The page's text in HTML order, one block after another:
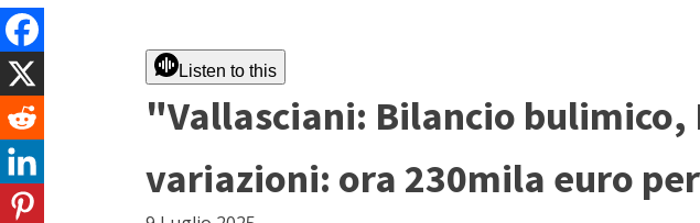
Listen to this
"Vallasciani: Bilancio bulimico,
variazioni: ora 230mila euro